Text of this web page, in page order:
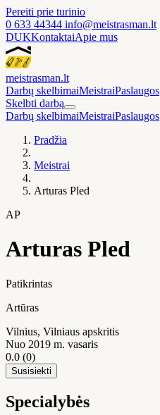
Pereiti prie turinio
0 633 44344 info@meistrasman.lt
DUKKontaktaiApie mus
meistrasman.lt
Darbų skelbimaiMeistraiPaslaugos
Skelbti darbą
Darbų skelbimaiMeistraiPaslaugos
Pradžia
Meistrai
Arturas Pled
AP
Arturas Pled
Patikrintas
Artūras
Vilnius, Vilniaus apskritis
Nuo 2019 m. vasaris
0.0 (0)
Susisiekti
Specialybės